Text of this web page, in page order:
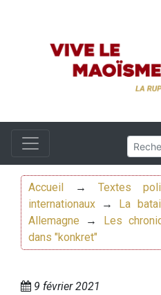
Accueil → Textes
internationaux →
La
Allemagne →
Les
dans "konkret"
9 février 2021